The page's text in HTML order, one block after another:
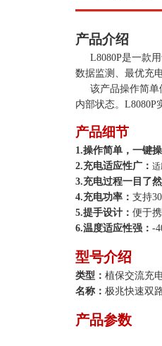
产品介绍
L8080P是一款
数据监测、最优充
该产品操作简单
内部状态。 L8080P
产品细节
1.操作简单，一键操
2.充电适应性广：
3.充电过程一目了然
4.充电功率： 支持
5.提手设计： 便于
6.温度适应性强： -
型号介绍
类型： 植保交流充
名称： 极兆快速双
产品参数